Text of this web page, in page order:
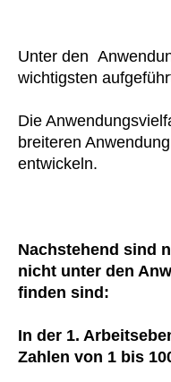
Unter den
wichtigsten
Die
breiteren
entwickeln.
Nachstehend sind
nicht unter den
finden sind:
In der 1.
Zahlen von 1 bis